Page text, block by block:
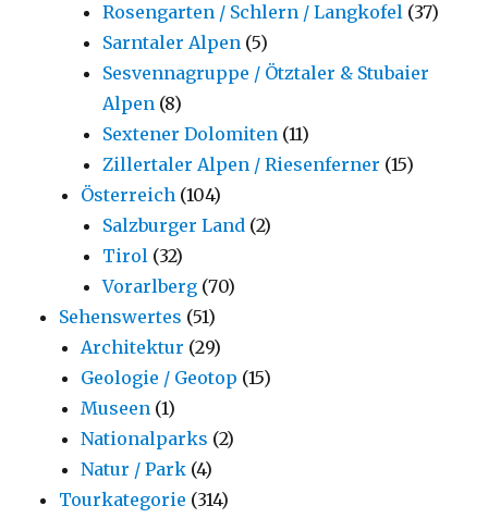
Rosengarten / Schlern / Langkofel (37)
Sarntaler Alpen (5)
Sesvennagruppe / Ötztaler & Stubaier
Alpen (8)
Sextener Dolomiten (11)
Zillertaler Alpen / Riesenferner (15)
Österreich (104)
Salzburger Land (2)
Tirol (32)
Vorarlberg (70)
Sehenswertes (51)
Architektur (29)
Geologie / Geotop (15)
Museen (1)
Nationalparks (2)
Natur / Park (4)
Tourkategorie (314)